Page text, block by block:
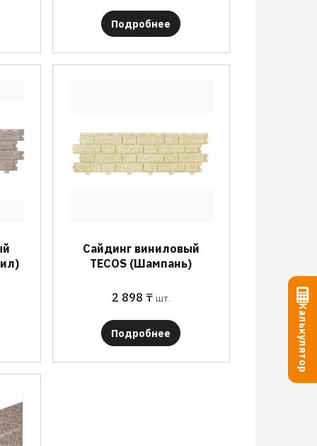
Подробнее
Сайдинг виниловый
TECOS (Шампань)
2 898 ₸ шт.
Подробнее Калькулятор